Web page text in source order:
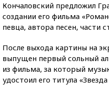
Кончаловский предложил
создании его фильма
певца, автора песен, части
После выхода картины на
выпущен первый сольный
из фильма, за который
удостоил его титула